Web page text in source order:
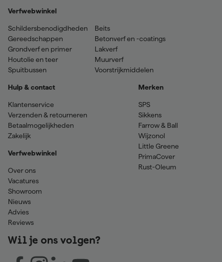
Verfwebwinkel
Schildersbenodigdheden
Gereedschappen
Grondverf en primer
Houtolie en teer
Spuitbussen
Beits
Betonverf en -coatings
Lakverf
Muurverf
Voorstrijkmiddelen
Hulp & contact
Klantenservice
Verzenden & retourneren
Betaalmogelijkheden
Zakelijk
Verfwebwinkel
Over ons
Vacatures
Showroom
Nieuws
Advies
Reviews
Merken
SPS
Sikkens
Farrow & Ball
Wijzonol
Little Greene
PrimaCover
Rust-Oleum
Wil je ons volgen?